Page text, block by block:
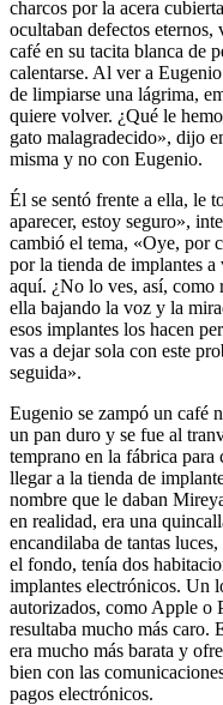
charcos por la acera
ocultaban defectos
café en su tacita blanca de
calentarse. Al ver a
de limpiarse una lágrima,
quiere volver. ¿Qué le
gato malagradecido», dijo
misma y no con Eugenio.
Él se sentó frente a ella, le
aparecer, estoy seguro»,
cambió el tema, «Oye, por
por la tienda de implantes
aquí. ¿No lo ves, así, como
ella bajando la voz y la
esos implantes los hacen
vas a dejar sola con este
seguida».
Eugenio se zampó un café
un pan duro y se fue al
temprano en la fábrica para
llegar a la tienda de
nombre que le daban
en realidad, era una
encandilaba de tantas
el fondo, tenía dos
implantes electrónicos. Un
autorizados, como Apple o
resultaba mucho más caro.
era mucho más barata y
bien con las
pagos electrónicos.